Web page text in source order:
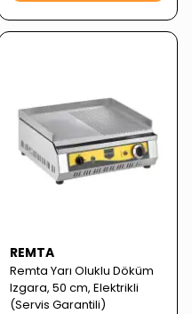
REMTA
Remta Yarı Oluklu Döküm
Izgara, 50 cm, Elektrikli
(Servis Garantili)